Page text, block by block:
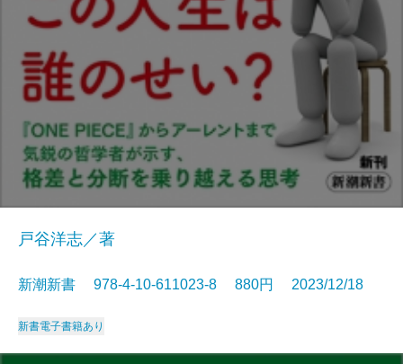
戸谷洋志／著
新潮新書 978-4-10-611023-8 880円 2023/12/18
新書電子書籍あり